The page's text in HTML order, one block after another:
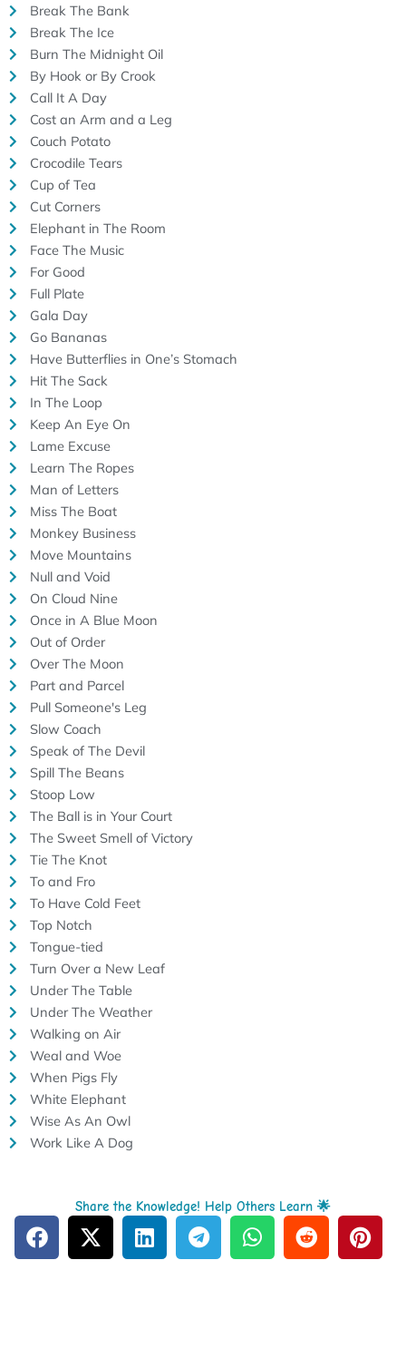
Break The Bank
Break The Ice
Burn The Midnight Oil
By Hook or By Crook
Call It A Day
Cost an Arm and a Leg
Couch Potato
Crocodile Tears
Cup of Tea
Cut Corners
Elephant in The Room
Face The Music
For Good
Full Plate
Gala Day
Go Bananas
Have Butterflies in One’s Stomach
Hit The Sack
In The Loop
Keep An Eye On
Lame Excuse
Learn The Ropes
Man of Letters
Miss The Boat
Monkey Business
Move Mountains
Null and Void
On Cloud Nine
Once in A Blue Moon
Out of Order
Over The Moon
Part and Parcel
Pull Someone's Leg
Slow Coach
Speak of The Devil
Spill The Beans
Stoop Low
The Ball is in Your Court
The Sweet Smell of Victory
Tie The Knot
To and Fro
To Have Cold Feet
Top Notch
Tongue-tied
Turn Over a New Leaf
Under The Table
Under The Weather
Walking on Air
Weal and Woe
When Pigs Fly
White Elephant
Wise As An Owl
Work Like A Dog
Share the Knowledge! Help Others Learn 🌟